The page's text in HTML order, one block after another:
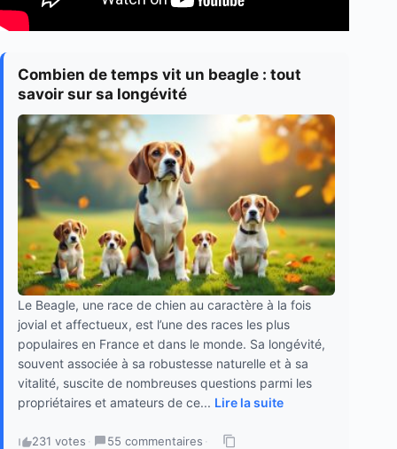
Combien de temps vit un beagle : tout
savoir sur sa longévité
Le Beagle, une race de chien au caractère à la fois
jovial et affectueux, est l’une des races les plus
populaires en France et dans le monde. Sa longévité,
souvent associée à sa robustesse naturelle et à sa
vitalité, suscite de nombreuses questions parmi les
propriétaires et amateurs de ce... Lire la suite
231 votes · 55 commentaires ·